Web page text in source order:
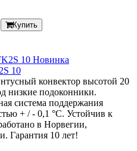
Купить
Новинка
10
конвектор высотой 20
низкие подоконники.
система поддержания
+ / - 0,1 °C. Устойчив к
в Норвегии,
Гарантия 10 лет!